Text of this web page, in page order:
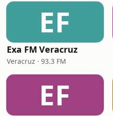
EF
Exa FM Veracruz
Veracruz · 93.3 FM
EF